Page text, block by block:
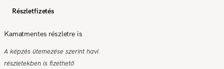
Részletfizetés
Kamatmentes részletre is
A képzés ütemezése szerint havi
részletekben is fizethető